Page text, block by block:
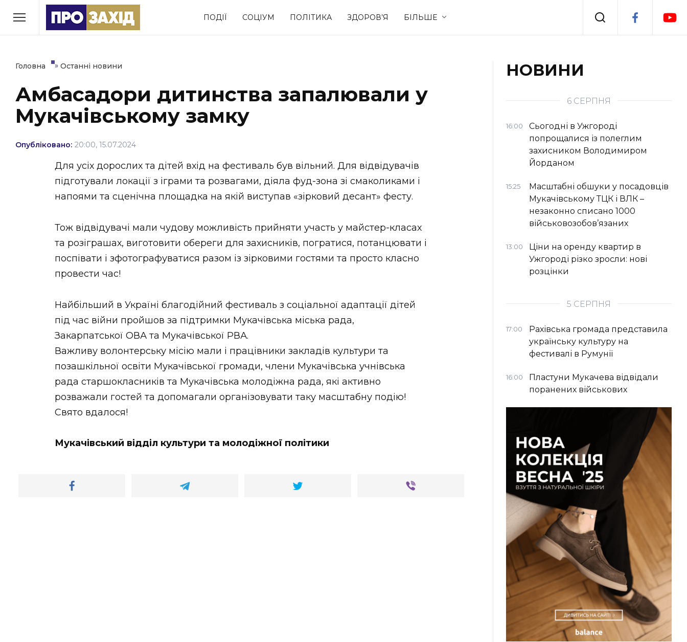
ПОДІЇ СОЦІУМ ПОЛІТИКА ЗДОРОВ’Я БІЛЬШЕ
РУБРИКИ
Економіка Події
Політика Соціум Спорт Стиль життя
Втрачений Ужгород
(відеоверсія)
ЗАКАРПАТСЬКІ НОВИНИ
НОВИНИ ЗАХІДНОЇ УКРАЇНИ
ВІДЕО
Головна » Останні новини
Амбасадори дитинства запалювали у
Мукачівському замку
Опубліковано: 20:00, 15.07.2024
Для усіх дорослих та дітей вхід на фестиваль був вільний. Для відвідувачів
підготували локації з іграми та розвагами, діяла фуд-зона зі смаколиками і
напоями та сценічна площадка на якій виступав «зірковий десант» фесту.
Тож відвідувачі мали чудову можливість прийняти участь у майстер-класах
та розіграшах, виготовити обереги для захисників, погратися, потанцювати і
поспівати і зфотографуватися разом із зірковими гостями та просто класно
провести час!
Найбільший в Україні благодійний фестиваль з соціальної адаптації дітей
під час війни пройшов за підтримки Мукачівська міська рада,
Закарпатської ОВА та Мукачівської РВА.
Важливу волонтерську місію мали і працівники закладів культури та
позашкільної освіти Мукачівської громади, члени Мукачівська учнівська
рада старшокласників та Мукачівська молодіжна рада, які активно
розважали гостей та допомагали організовувати таку масштабну подію!
Свято вдалося!
Мукачівський відділ культури та молодіжної політики
НОВИНИ
6 СЕРПНЯ
16:00
Сьогодні в Ужгороді
попрощалися із полеглим
захисником Володимиром
Йорданом
15:25
Масштабні обшуки у посадовців
Мукачівському ТЦК і ВЛК –
незаконно списано 1000
військовозобов’язаних
13:00
Ціни на оренду квартир в
Ужгороді різко зросли: нові
розцінки
5 СЕРПНЯ
17:00
Рахівська громада представила
українську культуру на
фестивалі в Румунії
16:00
Пластуни Мукачева відвідали
поранених військових